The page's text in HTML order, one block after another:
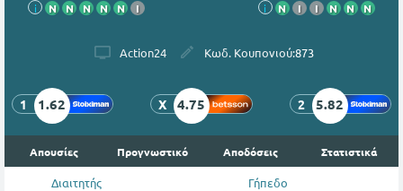
i Ν Ν Ν Ν Ν Ι i Ν Ι Ι Ν Ν Ν
Action24 Κωδ. Κουπονιού:873
1 1.62 X 4.75 2 5.82
Απουσίες Προγνωστικό Αποδόσεις Στατιστικά
Διαιτητής
Γήπεδο